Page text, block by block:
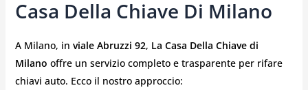
Casa Della Chiave Di Milano
A Milano, in viale Abruzzi 92, La Casa Della Chiave di
Milano offre un servizio completo e trasparente per rifare
chiavi auto. Ecco il nostro approccio: